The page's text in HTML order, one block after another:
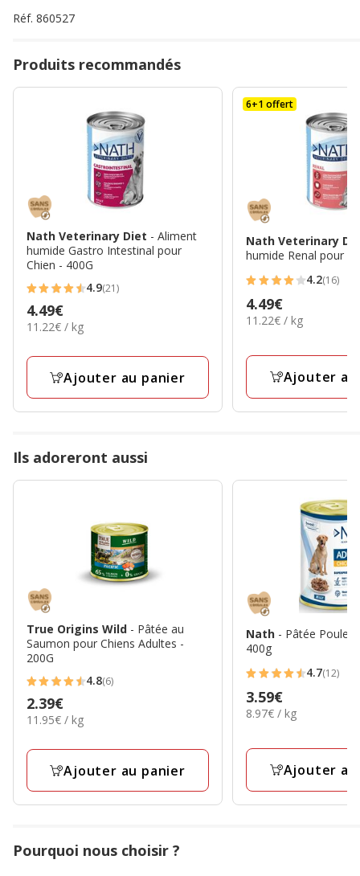
Réf. 860527
Produits recommandés
Nath Veterinary Diet - Aliment
humide Gastro Intestinal pour
Chien - 400G
4.9
étoiles
avec
21
4.9(21)
Prix
4.49€
4.49€
11.22€
Kg
11.22€ / kg
Ajouter au panier
6+1 offert
Nath Veterinary
humide Renal pour
4.2
étoiles
avec
avis
4.2(16)
Prix
4.49€
4.49€
11.22€
11.22€ / kg
Ajouter
Ils adoreront aussi
True Origins Wild - Pâtée au
Saumon pour Chiens Adultes -
200G
4.8
étoiles
avec
6
4.8(6)
Prix
2.39€
2.39€
11.95€
Kg
11.95€ / kg
Ajouter au panier
Nath - Pâtée Poulet
400g
4.7
étoiles
avec
avis
4.7(12)
Prix
3.59€
3.59€
8.97€
8.97€ / kg
Ajouter
Pourquoi nous choisir ?